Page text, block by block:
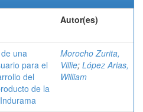
Autor(es)
una
para el
del
de la
Morocho Zurita,
Villie; López Arias,
William